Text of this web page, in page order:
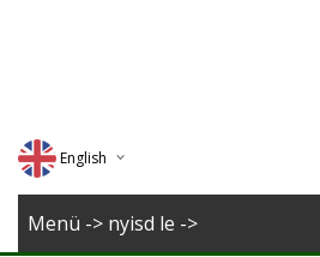
English
Deutsch
Menü -> nyisd le ->